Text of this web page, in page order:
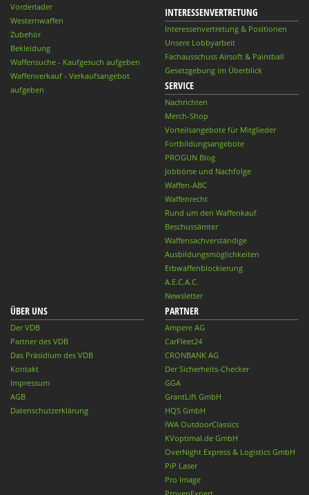
Vorderlader
Westernwaffen
Zubehör
Bekleidung
Waffensuche - Kaufgesuch aufgeben
Waffenverkauf - Verkaufsangebot
aufgeben
INTERESSENVERTRETUNG
Interessenvertretung & Positionen
Unsere Lobbyarbeit
Fachausschuss Airsoft & Paintball
Gesetzgebung im Überblick
SERVICE
Nachrichten
Merch-Shop
Vorteilsangebote für Mitglieder
Fortbildungsangebote
PROGUN Blog
Jobbörse und Nachfolge
Waffen-ABC
Waffenrecht
Rund um den Waffenkauf
Beschussämter
Waffensachverständige
Ausbildungsmöglichkeiten
Erbwaffenblockierung
A.E.C.A.C.
Newsletter
ÜBER UNS
Der VDB
Partner des VDB
Das Präsidium des VDB
Kontakt
Impressum
AGB
Datenschutzerklärung
PARTNER
Ampere AG
CarFleet24
CRONBANK AG
Der Sicherheits-Checker
GGA
GrantLift GmbH
HQS GmbH
IWA OutdoorClassics
KVoptimal.de GmbH
OverNight Express & Logistics GmbH
PiP Laser
Pro Image